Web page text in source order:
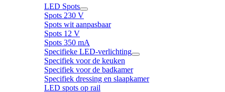
LED Spots
Spots 230 V
Spots wit aanpasbaar
Spots 12 V
Spots 350 mA
Specifieke LED-verlichting
Specifiek voor de keuken
Specifiek voor de badkamer
Specifiek dressing en slaapkamer
LED spots op rail